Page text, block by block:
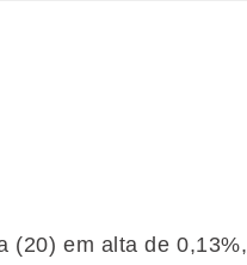
‌‌‌(20)‌‌ em alta de 0,13%,‌‌‌